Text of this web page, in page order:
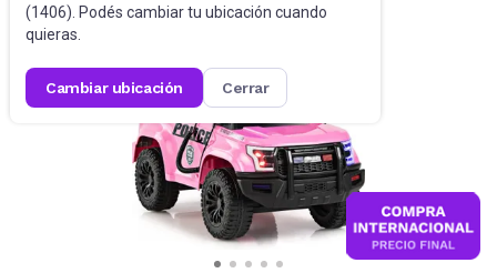
(1406). Podés cambiar tu ubicación cuando
quieras.
cambiar ubicación cerrar